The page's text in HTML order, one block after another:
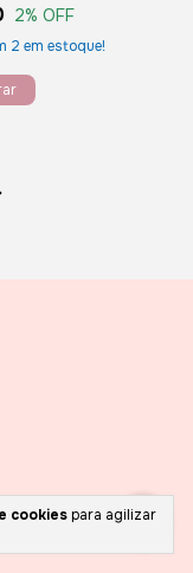
cookies para agilizar
2% OFF
2 em estoque!